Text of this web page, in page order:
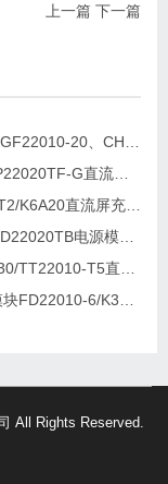
上一篇 下一篇
All Rights Reserved.